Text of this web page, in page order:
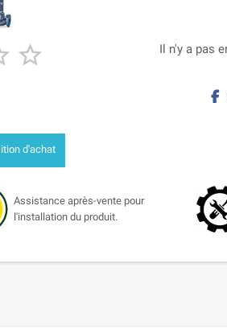
 Il n'y a pas
d'achat
Assistance après-vente pour
l'installation du produit.